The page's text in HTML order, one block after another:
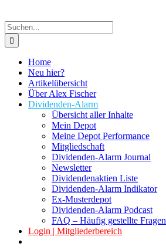
Suche
nach:
Home
Neu hier?
Artikelübersicht
Über Alex Fischer
Dividenden-Alarm
Übersicht aller Inhalte
Mein Depot
Meine Depot Performance
Mitgliedschaft
Dividenden-Alarm Journal
Newsletter
Dividendenaktien Liste
Dividenden-Alarm Indikator
Ex-Musterdepot
Dividenden-Alarm Podcast
FAQ – Häufig gestellte Fragen
Login | Mitgliederbereich